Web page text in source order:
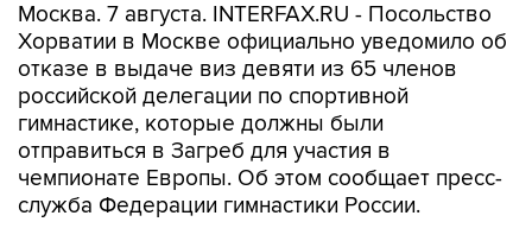
Москва. 7 августа. INTERFAX.RU - Посольство
Хорватии в Москве официально уведомило об
отказе в выдаче виз девяти из 65 членов
российской делегации по спортивной
гимнастике, которые должны были
отправиться в Загреб для участия в
чемпионате Европы. Об этом сообщает пресс-
служба Федерации гимнастики России.